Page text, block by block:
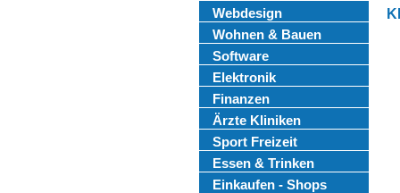
Webdesign
Wohnen & Bauen
Software
Elektronik
Finanzen
Ärzte Kliniken
Sport Freizeit
Essen & Trinken
Einkaufen - Shops